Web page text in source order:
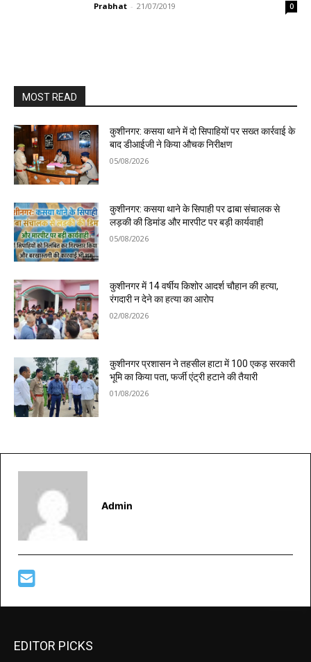
Prabhat - 21/07/2019 0
MOST READ
कुशीनगर: कसया थाने में दो सिपाहियों पर सख्त कार्रवाई के
बाद डीआईजी ने किया औचक निरीक्षण
05/08/2026
कुशीनगर: कसया थाने के सिपाही पर ढाबा संचालक से
लड़की की डिमांड और मारपीट पर बड़ी कार्यवाही
05/08/2026
कुशीनगर में 14 वर्षीय किशोर आदर्श चौहान की हत्या,
रंगदारी न देने का हत्या का आरोप
02/08/2026
कुशीनगर प्रशासन ने तहसील हाटा में 100 एकड़ सरकारी
भूमि का किया पता, फर्जी एंट्री हटाने की तैयारी
01/08/2026
Admin
EDITOR PICKS